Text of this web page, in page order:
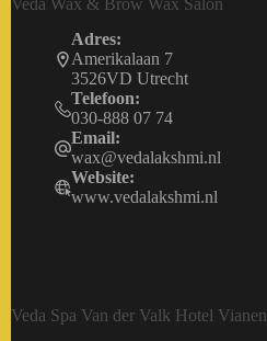
Adres:
Amerikalaan 7
3526VD Utrecht
Telefoon:
030-888 07 74
Email:
wax@vedalakshmi.nl
Website:
www.vedalakshmi.nl
Veda Spa Van der Valk Hotel Vianen